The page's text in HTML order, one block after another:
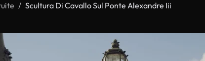
Scultura Di Cavallo Sul Ponte Alexandre Iii